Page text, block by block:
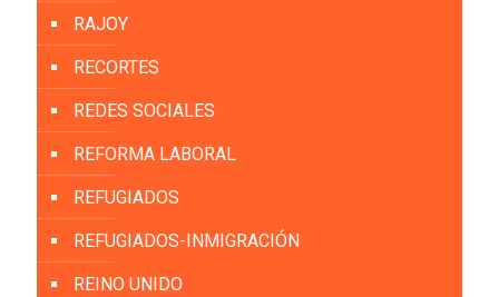
RAJOY
RECORTES
REDES SOCIALES
REFORMA LABORAL
REFUGIADOS
REFUGIADOS-INMIGRACIÓN
REINO UNIDO